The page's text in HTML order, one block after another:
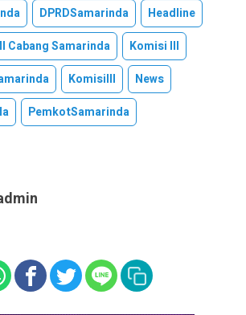
DPRDSamarinda
Headline
Cabang Samarinda
Komisi III
KomisiIII
News
PemkotSamarinda